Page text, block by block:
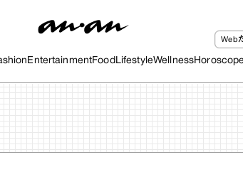
EntertainmentFood LifestyleWellness
Web